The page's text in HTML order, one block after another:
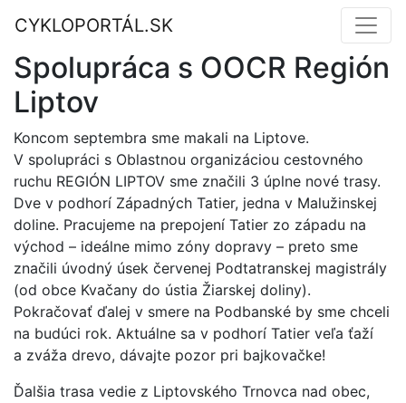
CYKLOPORTÁL.SK
Spolupráca s OOCR Región
Liptov
Koncom septembra sme makali na Liptove.
V spolupráci s Oblastnou organizáciou cestovného
ruchu REGIÓN LIPTOV sme značili 3 úplne nové trasy.
Dve v podhorí Západných Tatier, jedna v Malužinskej
doline. Pracujeme na prepojení Tatier zo západu na
východ – ideálne mimo zóny dopravy – preto sme
značili úvodný úsek červenej Podtatranskej magistrály
(od obce Kvačany do ústia Žiarskej doliny).
Pokračovať ďalej v smere na Podbanské by sme chceli
na budúci rok. Aktuálne sa v podhorí Tatier veľa ťaží
a zváža drevo, dávajte pozor pri bajkovačke!
Ďalšia trasa vedie z Liptovského Trnovca nad obec,